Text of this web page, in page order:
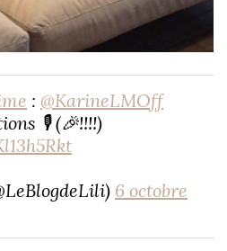
: @KarineLMOff
🎙 (🎉!!!!)
6 octobre